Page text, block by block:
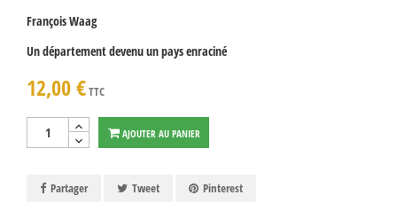
François Waag
Un département devenu un pays enraciné
12,00 €TTC
AJOUTER AU PANIER
Partager Tweet Pinterest